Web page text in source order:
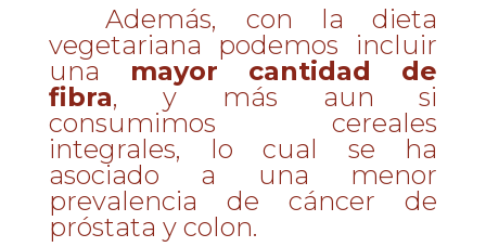
Además, con la dieta
vegetariana podemos incluir
una mayor cantidad de
fibra, y más aun si
consumimos cereales
integrales, lo cual se ha
asociado a una menor
prevalencia de cáncer de
próstata y colon.